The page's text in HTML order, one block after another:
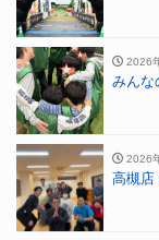
2026
みんな
2026
高槻店